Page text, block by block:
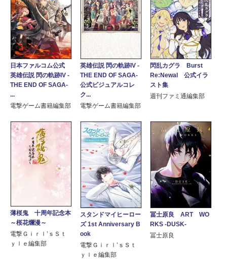
日本ファルコム公式
英雄伝説 閃の軌跡IV -
THE END OF SAGA-
...
電撃ゲーム書籍編集部
英雄伝説 閃の軌跡IV -
THE END OF SAGA-
公式ビジュアルコレ
ク...
電撃ゲーム書籍編集部
閃乱カグラ Burst
Re:Newal 公式イラ
スト集
週刊ファミ通編集部
薄桜鬼 十周年記念本
～桜花爛漫～
電撃Ｇｉｒｌ’ｓＳｔ
ｙｌｅ編集部
スタンドマイヒーロー
ズ 1st Anniversary B
ook
電撃Ｇｉｒｌ’ｓＳｔ
ｙｌｅ編集部
冨士原良 ART WO
RKS -DUSK-
冨士原良